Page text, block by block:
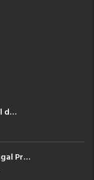
5º Salão Internacional de Impressão, Imagem, Comunicação Digital e Têxtil Promocional
1ª Edição do Portugal Print